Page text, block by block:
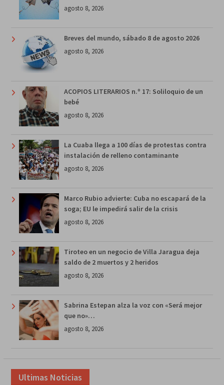
agosto 8, 2026
Breves del mundo, sábado 8 de agosto 2026
agosto 8, 2026
ACOPIOS LITERARIOS n.º 17: Soliloquio de un
bebé
agosto 8, 2026
La Cuaba llega a 100 días de protestas contra
instalación de relleno contaminante
agosto 8, 2026
Marco Rubio advierte: Cuba no escapará de la
soga; EU le impedirá salir de la crisis
agosto 8, 2026
Tiroteo en un negocio de Villa Jaragua deja
saldo de 2 muertos y 2 heridos
agosto 8, 2026
Sabrina Estepan alza la voz con «Será mejor
que no»…
agosto 8, 2026
Ultimas Noticias